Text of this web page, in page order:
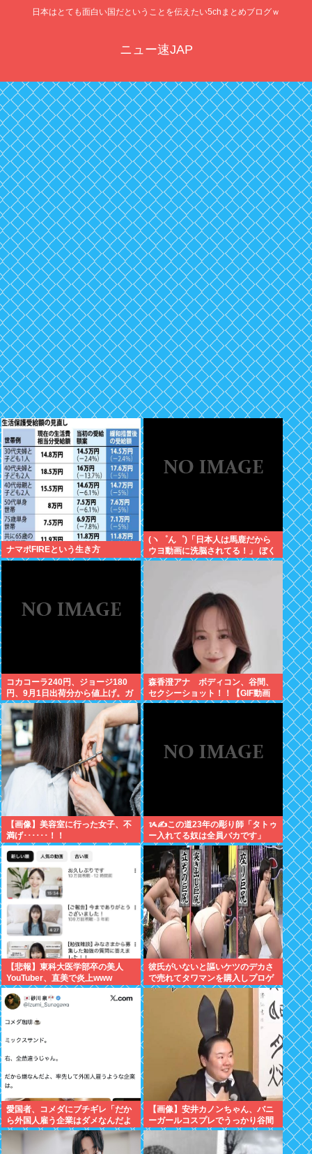
日本はとても面白い国だということを伝えたい5chまとめブログｗ
ニュー速JAP
ナマポFIREという生き方
(ヽ゜ん゜)「日本人は馬鹿だから
ウヨ動画に洗脳されてる！」 ぼく
「じゃあサヨ動画で逆に洗脳すれ
コカコーラ240円、ジョージ180
円、9月1日出荷分から値上げ。ガ
ソリンより高いとか意味不明すぎ
る
森香澄アナ ボディコン、谷間、
セクシーショット！！【GIF動画
あり】
【画像】美容室に行った女子、不
満げ･･････！！
ᝰ✍この道23年の彫り師「タトゥ
ー入れてる奴は全員バカです」
【悲報】東科大医学部卒の美人
YouTuber、直美で炎上www
彼氏がいないと謳いケツのデカさ
で売れてタワマンを購入しプロゲ
ーマーと結婚したグラドル、息子
が「自閉スペクトラム症」と診断
愛国者、コメダにブチギレ「だか
ら外国人雇う企業はダメなんだよ
」
【画像】安井カノンちゃん、バニ
ーガールコスプレでうっかり谷間
が見えてしまう